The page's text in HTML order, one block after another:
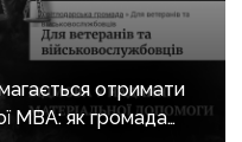
отримати
МВА: як громада